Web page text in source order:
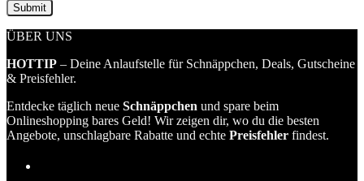
ÜBER UNS
HOTTIP – Deine Anlaufstelle für Schnäppchen, Deals, Gutscheine
& Preisfehler.
Entdecke täglich neue Schnäppchen und spare beim
Onlineshopping bares Geld! Wir zeigen dir, wo du die besten
Angebote, unschlagbare Rabatte und echte Preisfehler findest.